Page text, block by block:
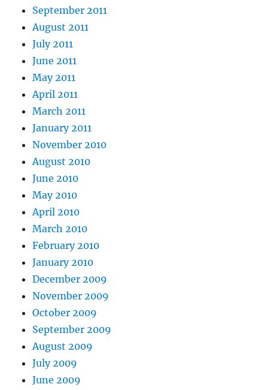
September 2011
August 2011
July 2011
June 2011
May 2011
April 2011
March 2011
January 2011
November 2010
August 2010
June 2010
May 2010
April 2010
March 2010
February 2010
January 2010
December 2009
November 2009
October 2009
September 2009
August 2009
July 2009
June 2009